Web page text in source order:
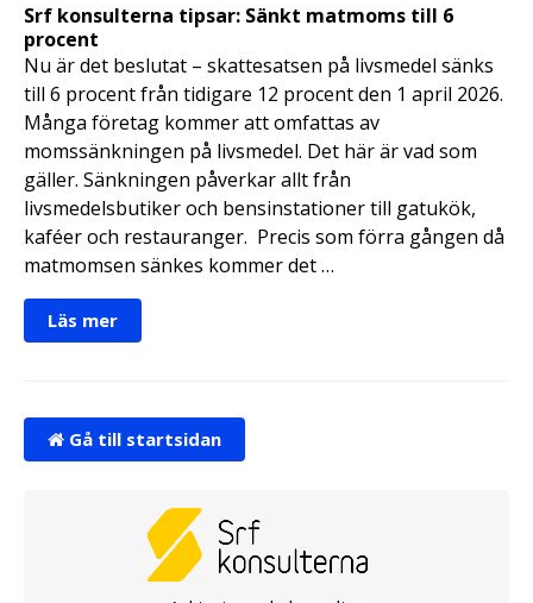
Srf konsulterna tipsar: Sänkt matmoms till 6
procent
Nu är det beslutat – skattesatsen på livsmedel sänks
till 6 procent från tidigare 12 procent den 1 april 2026.
Många företag kommer att omfattas av
momssänkningen på livsmedel. Det här är vad som
gäller. Sänkningen påverkar allt från
livsmedelsbutiker och bensinstationer till gatukök,
kaféer och restauranger. Precis som förra gången då
matmomsen sänkes kommer det …
Läs mer
Gå till startsidan